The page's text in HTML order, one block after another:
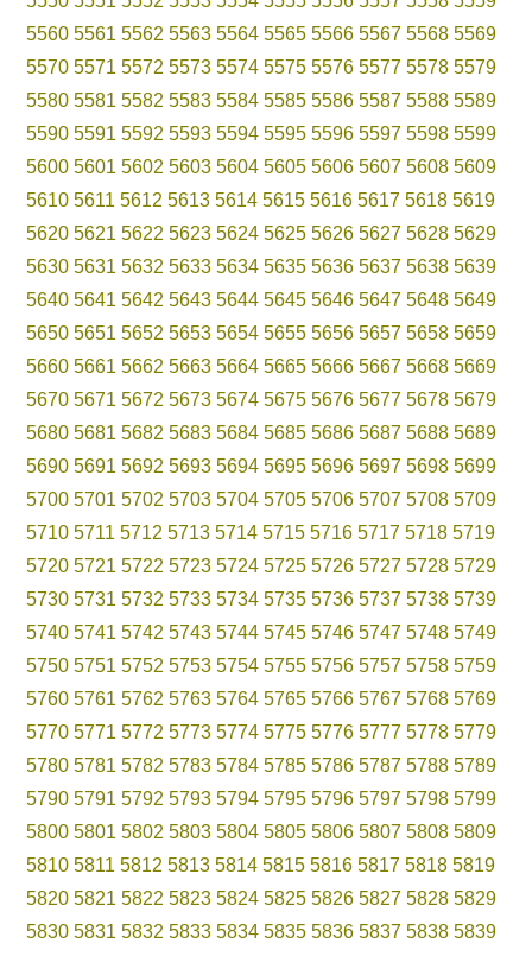
5560 5561 5562 5563 5564 5565 5566 5567 5568 5569
5570 5571 5572 5573 5574 5575 5576 5577 5578 5579
5580 5581 5582 5583 5584 5585 5586 5587 5588 5589
5590 5591 5592 5593 5594 5595 5596 5597 5598 5599
5600 5601 5602 5603 5604 5605 5606 5607 5608 5609
5610 5611 5612 5613 5614 5615 5616 5617 5618 5619
5620 5621 5622 5623 5624 5625 5626 5627 5628 5629
5630 5631 5632 5633 5634 5635 5636 5637 5638 5639
5640 5641 5642 5643 5644 5645 5646 5647 5648 5649
5650 5651 5652 5653 5654 5655 5656 5657 5658 5659
5660 5661 5662 5663 5664 5665 5666 5667 5668 5669
5670 5671 5672 5673 5674 5675 5676 5677 5678 5679
5680 5681 5682 5683 5684 5685 5686 5687 5688 5689
5690 5691 5692 5693 5694 5695 5696 5697 5698 5699
5700 5701 5702 5703 5704 5705 5706 5707 5708 5709
5710 5711 5712 5713 5714 5715 5716 5717 5718 5719
5720 5721 5722 5723 5724 5725 5726 5727 5728 5729
5730 5731 5732 5733 5734 5735 5736 5737 5738 5739
5740 5741 5742 5743 5744 5745 5746 5747 5748 5749
5750 5751 5752 5753 5754 5755 5756 5757 5758 5759
5760 5761 5762 5763 5764 5765 5766 5767 5768 5769
5770 5771 5772 5773 5774 5775 5776 5777 5778 5779
5780 5781 5782 5783 5784 5785 5786 5787 5788 5789
5790 5791 5792 5793 5794 5795 5796 5797 5798 5799
5800 5801 5802 5803 5804 5805 5806 5807 5808 5809
5810 5811 5812 5813 5814 5815 5816 5817 5818 5819
5820 5821 5822 5823 5824 5825 5826 5827 5828 5829
5830 5831 5832 5833 5834 5835 5836 5837 5838 5839